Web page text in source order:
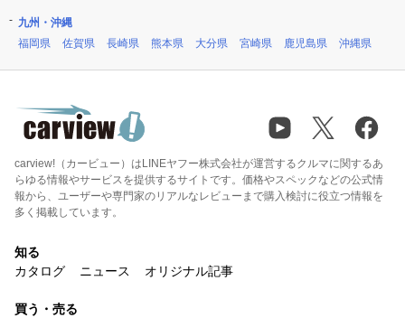
九州・沖縄
福岡県
佐賀県 長崎県 熊本県 大分県 宮崎県 鹿児島県 沖縄県
carview!（カービュー）はLINEヤフー株式会社が運営するクルマに関するあ
らゆる情報やサービスを提供するサイトです。価格やスペックなどの公式情
報から、ユーザーや専門家のリアルなレビューまで購入検討に役立つ情報を
多く掲載しています。
知る
カタログ
ニュース オリジナル記事
買う・売る